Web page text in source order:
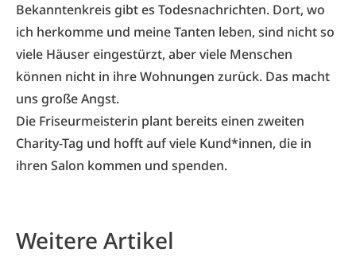
Bekanntenkreis gibt es Todesnachrichten. Dort, wo
ich herkomme und meine Tanten leben, sind nicht so
viele Häuser eingestürzt, aber viele Menschen
können nicht in ihre Wohnungen zurück. Das macht
uns große Angst.
Die Friseurmeisterin plant bereits einen zweiten
Charity-Tag und hofft auf viele Kund*innen, die in
ihren Salon kommen und spenden.
Weitere Artikel